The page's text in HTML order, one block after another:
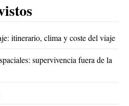
itinerario, clima y coste del viaje
supervivencia fuera de la